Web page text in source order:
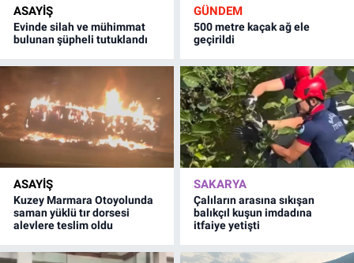
ASAYİŞ
Evinde silah ve mühimmat
bulunan şüpheli tutuklandı
GÜNDEM
500 metre kaçak ağ ele
geçirildi
ASAYİŞ
Kuzey Marmara Otoyolunda
saman yüklü tır dorsesi
alevlere teslim oldu
SAKARYA
Çalıların arasına sıkışan
balıkçıl kuşun imdadına
itfaiye yetişti